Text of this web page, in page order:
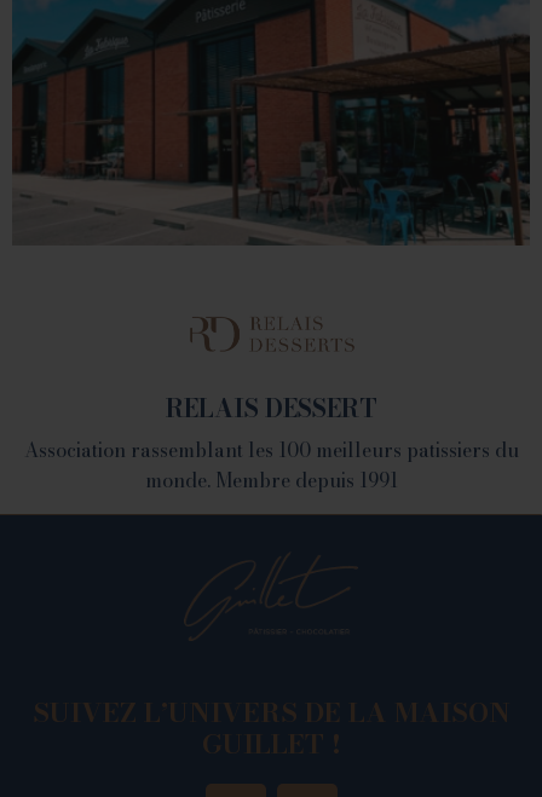
1 place du Champ de Mars - 26000 Valence
Tél. 04 75 60 90 28
1082 Chemin de Devienne - 26100 Romans sur Isère
RELAIS DESSERT
Association rassemblant les 100 meilleurs patissiers du
monde. Membre depuis 1991
SUIVEZ L’UNIVERS DE LA MAISON
GUILLET !